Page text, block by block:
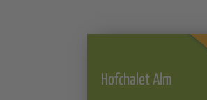
Hofchalet Alm